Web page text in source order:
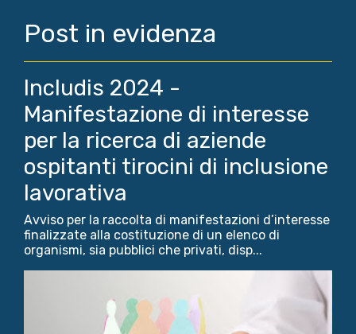
Post in evidenza
Includis 2024 -
Manifestazione di interesse
per la ricerca di aziende
ospitanti tirocini di inclusione
lavorativa
Avviso per la raccolta di manifestazioni d’interesse
finalizzate alla costituzione di un elenco di
organismi, sia pubblici che privati, disp...